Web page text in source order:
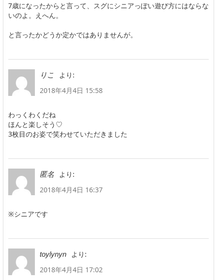
7歳になったからと言って、スグにシニアっぽい遊び方にはならな
いのよ。えへん。
と言ったかどうか定かではありませんが。
りこ
より:
2018年4月4日 15:58
わっくわくだね
ほんと楽しそう♡
3枚目のお姿で笑わせていただきました
匿名
より:
2018年4月4日 16:37
※シニアです
toylynyn
より:
2018年4月4日 17:02